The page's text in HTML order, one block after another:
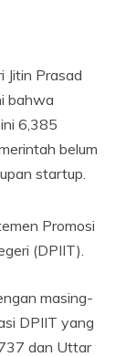
Jitin Prasad
bahwa
6,385
belum
startup.
Promosi
(DPIIT).
masing-
DPIIT yang
dan Uttar